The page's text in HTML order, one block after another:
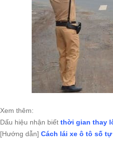
Xem thêm:
Dấu hiệu nhận biết thời gian thay
[Hướng dẫn] Cách lái xe ô tô số